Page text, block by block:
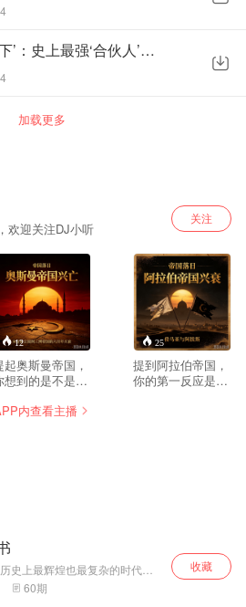
10. ‘王与马，共天下’：史上最强‘合伙人’制度
加载更多
欢迎关注DJ小听
关注
12
起奥斯曼帝国，
想到的是不是只
曼土耳其的军事
峰之后，陷入长
三百年的漫长下
路，最终被一战
彻底碾碎？这个专
25
提到阿拉伯帝国，
你的第一反应是什
后，不是一条直线
上升的黄金大道，
而是一场持续六百
内查看主播
史上最辉煌也最复杂的时代。
清明、开元盛世的繁华，也经
、中晚唐的漫长挣扎。 这档
60期
收藏